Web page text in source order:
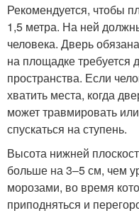
Рекомендуется, чтобы
1,5 метра. На ней
человека. Дверь
на площадке требуется
пространства. Если
хватить места, когда
может травмировать
спускаться на ступень.
Высота нижней
больше на 3–5 см, чем
морозами, во время
приподняться и